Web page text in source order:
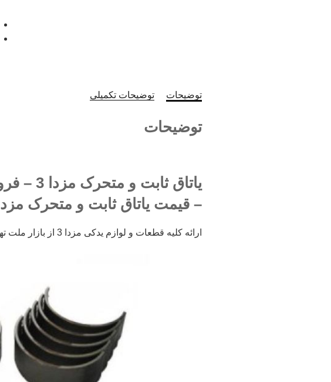
توضیحات توضیحات تکمیلی
توضیحات
– قیمت یاتاق ثابت و متحرک مزدا 3
ارائه کلیه قطعات و لوازم یدکی مزدا 3 از بازار ملت تهران